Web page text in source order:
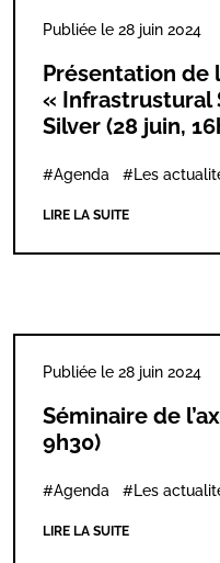
Publiée le 28 juin 2024
Présentation de
« Infrastrustural
Silver (28 juin,
#Agenda #Les
LIRE LA SUITE
Publiée le 28 juin 2024
Séminaire de
9h30)
#Agenda #Les
LIRE LA SUITE